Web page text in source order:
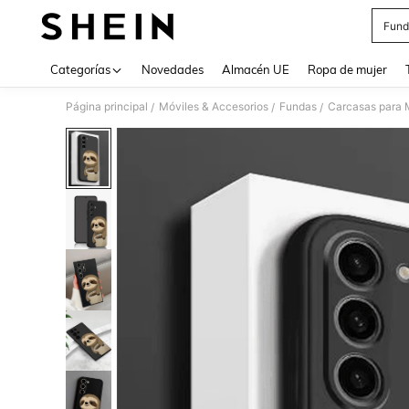
Categorías Novedades Almacén UE Ropa de mujer
Página principal / Móviles & Accesorios / Fundas / Carcasas para